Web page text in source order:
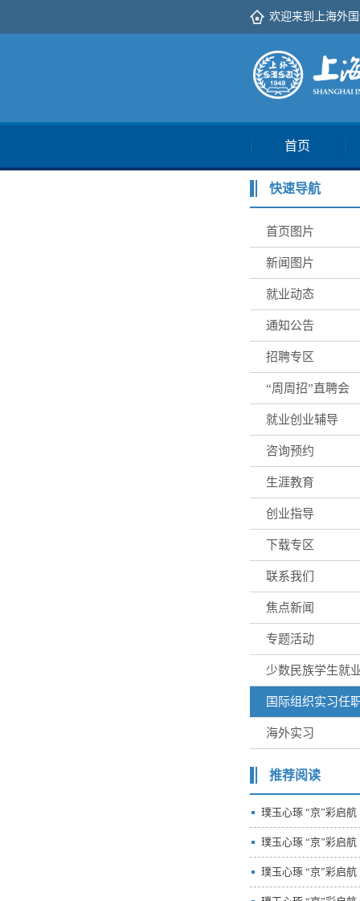
欢迎来到上海外
首页
快速导航
首页图片
新闻图片
就业动态
通知公告
招聘专区
“周周招”直聘会
就业创业辅导
咨询预约
生涯教育
创业指导
下载专区
联系我们
焦点新闻
专题活动
少数民族学生就
国际组织实习任
海外实习
推荐阅读